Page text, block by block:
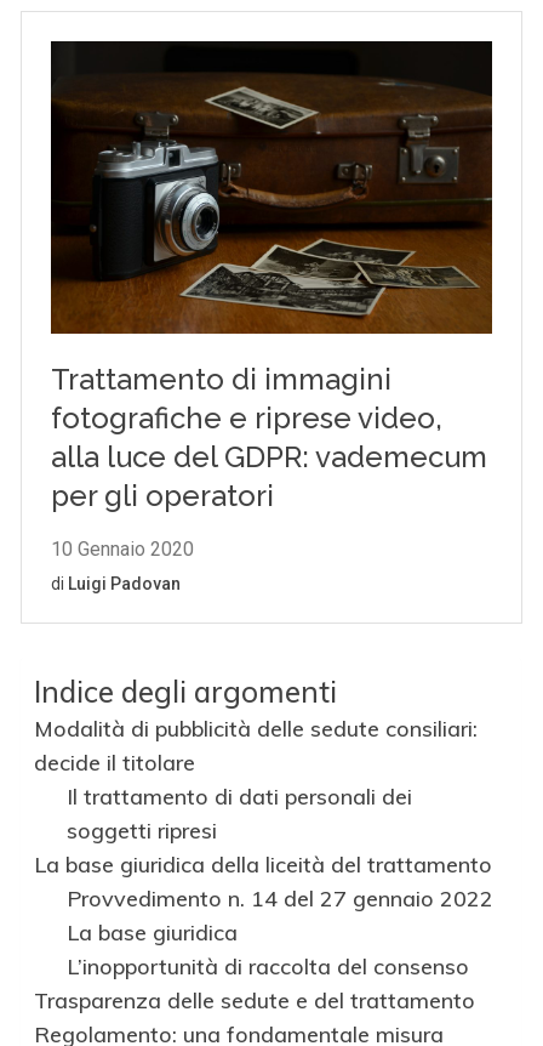
Indice degli argomenti
Modalità di pubblicità delle sedute consiliari:
decide il titolare
Il trattamento di dati personali dei
soggetti ripresi
La base giuridica della liceità del trattamento
Provvedimento n. 14 del 27 gennaio 2022
La base giuridica
L’inopportunità di raccolta del consenso
Trasparenza delle sedute e del trattamento
Regolamento: una fondamentale misura